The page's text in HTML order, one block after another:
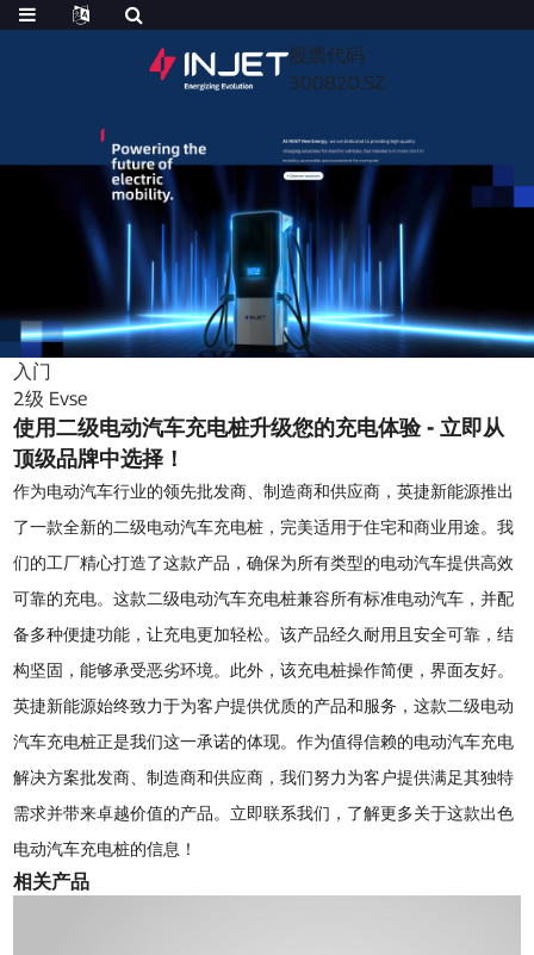
股票代码
300820.SZ
入门
2级 Evse
使用二级电动汽车充电桩升级您的充电体验 - 立即从
顶级品牌中选择！
作为电动汽车行业的领先批发商、制造商和供应商，英捷新能源推出
了一款全新的二级电动汽车充电桩，完美适用于住宅和商业用途。我
们的工厂精心打造了这款产品，确保为所有类型的电动汽车提供高效
可靠的充电。这款二级电动汽车充电桩兼容所有标准电动汽车，并配
备多种便捷功能，让充电更加轻松。该产品经久耐用且安全可靠，结
构坚固，能够承受恶劣环境。此外，该充电桩操作简便，界面友好。
英捷新能源始终致力于为客户提供优质的产品和服务，这款二级电动
汽车充电桩正是我们这一承诺的体现。作为值得信赖的电动汽车充电
解决方案批发商、制造商和供应商，我们努力为客户提供满足其独特
需求并带来卓越价值的产品。立即联系我们，了解更多关于这款出色
电动汽车充电桩的信息！
相关产品